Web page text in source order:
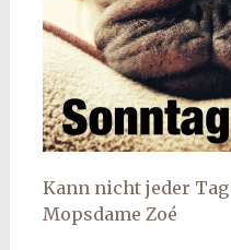
Kann nicht jeder Tag
Mopsdame Zoé